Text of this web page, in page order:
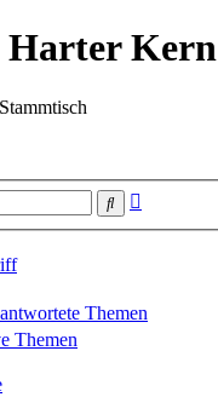
Harter Kern
Suche
Themen
Themen